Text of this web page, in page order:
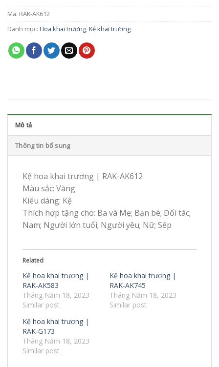
Mã: RAK-AK612
Danh mục: Hoa khai trương,Kệ khai trương
Mô tả
Thông tin bổ sung
Kệ hoa khai trương | RAK-AK612
Màu sắc: Vàng
Kiểu dáng: Kệ
Thích hợp tặng cho: Ba và Mẹ; Bạn bè; Đối tác;
Nam; Người lớn tuổi; Người yêu; Nữ; Sếp
Related
Kệ hoa khai trương |
RAK-AK583
Tháng Năm 18, 2023
Similar post
Kệ hoa khai trương |
RAK-AK745
Tháng Năm 18, 2023
Similar post
Kệ hoa khai trương |
RAK-G173
Tháng Năm 18, 2023
Similar post